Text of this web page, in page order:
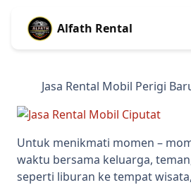
Alfath Rental
Jasa Rental Mobil Perigi
Untuk menikmati momen –
waktu bersama keluarga,
seperti liburan ke tempat